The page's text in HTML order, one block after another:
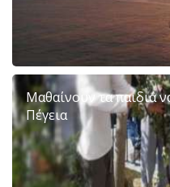
Μαθαίνουν τα παιδιά
Πέγεια